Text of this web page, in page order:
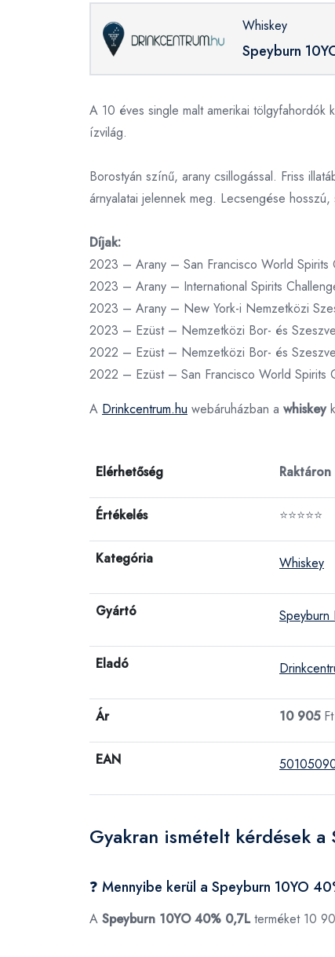
Whiskey
Speyburn
A 10 éves single malt amerikai
ízvilág.
Borostyán színű, arany csillogással. Friss
árnyalatai jelennek meg. Lecsengése hosszú,
Díjak:
2023 – Arany – San Francisco World Spirits
2023 – Arany – International Spirits
2023 – Arany – New York-i Nemzetközi
2023 – Ezüst – Nemzetközi Bor- és
2022 – Ezüst – Nemzetközi Bor- és
2022 – Ezüst – San Francisco World Spirits
A Drinkcentrum.hu webáruházban a whiskey
Elérhetőség Raktáron
Értékelés ⭐⭐⭐⭐⭐
Kategória Whiskey
Gyártó Speyburn
Eladó
Ár 10 905Ft
EAN
Gyakran ismételt kérdések
❓ Mennyibe kerül a Speyburn 10YO
A Speyburn 10YO 40% 0,7Lterméket 10